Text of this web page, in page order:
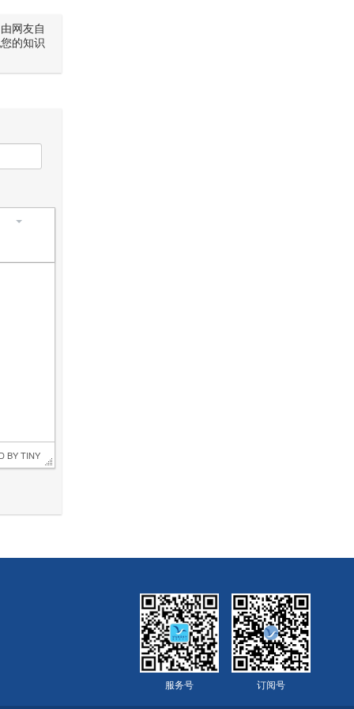
网友自
的知识
BY TINY
订阅号
服务号